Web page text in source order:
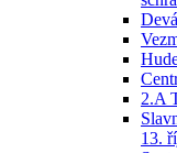
2.A
13.